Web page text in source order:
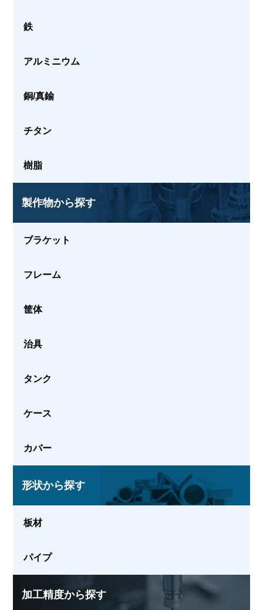
鉄
アルミニウム
銅/真鍮
チタン
樹脂
製作物から探す
ブラケット
フレーム
筐体
治具
タンク
ケース
カバー
形状から探す
板材
パイプ
加工精度から探す